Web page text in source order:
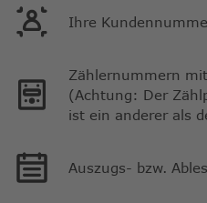
Ihre
Zählernummern
(Achtung: Der
ist ein anderer als
Auszugs- bzw.